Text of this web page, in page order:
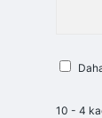
10 - 4